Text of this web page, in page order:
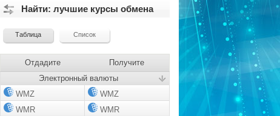
Найти: лучшие курсы обмена
Отдадите
Получите
Электронный валюты
WMZ
WMZ
WMR
WMR